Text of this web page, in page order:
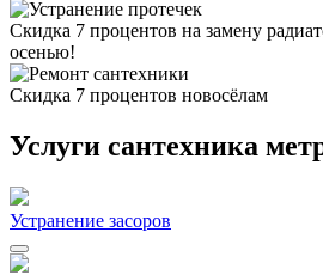
Скидка 7 процентов на замену
осенью!
Скидка 7 процентов новосёлам
Услуги сантехника
Устранение засоров